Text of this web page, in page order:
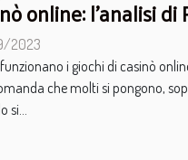
online: l'analisi di
2023
i giochi di casinò
che molti si pongono,